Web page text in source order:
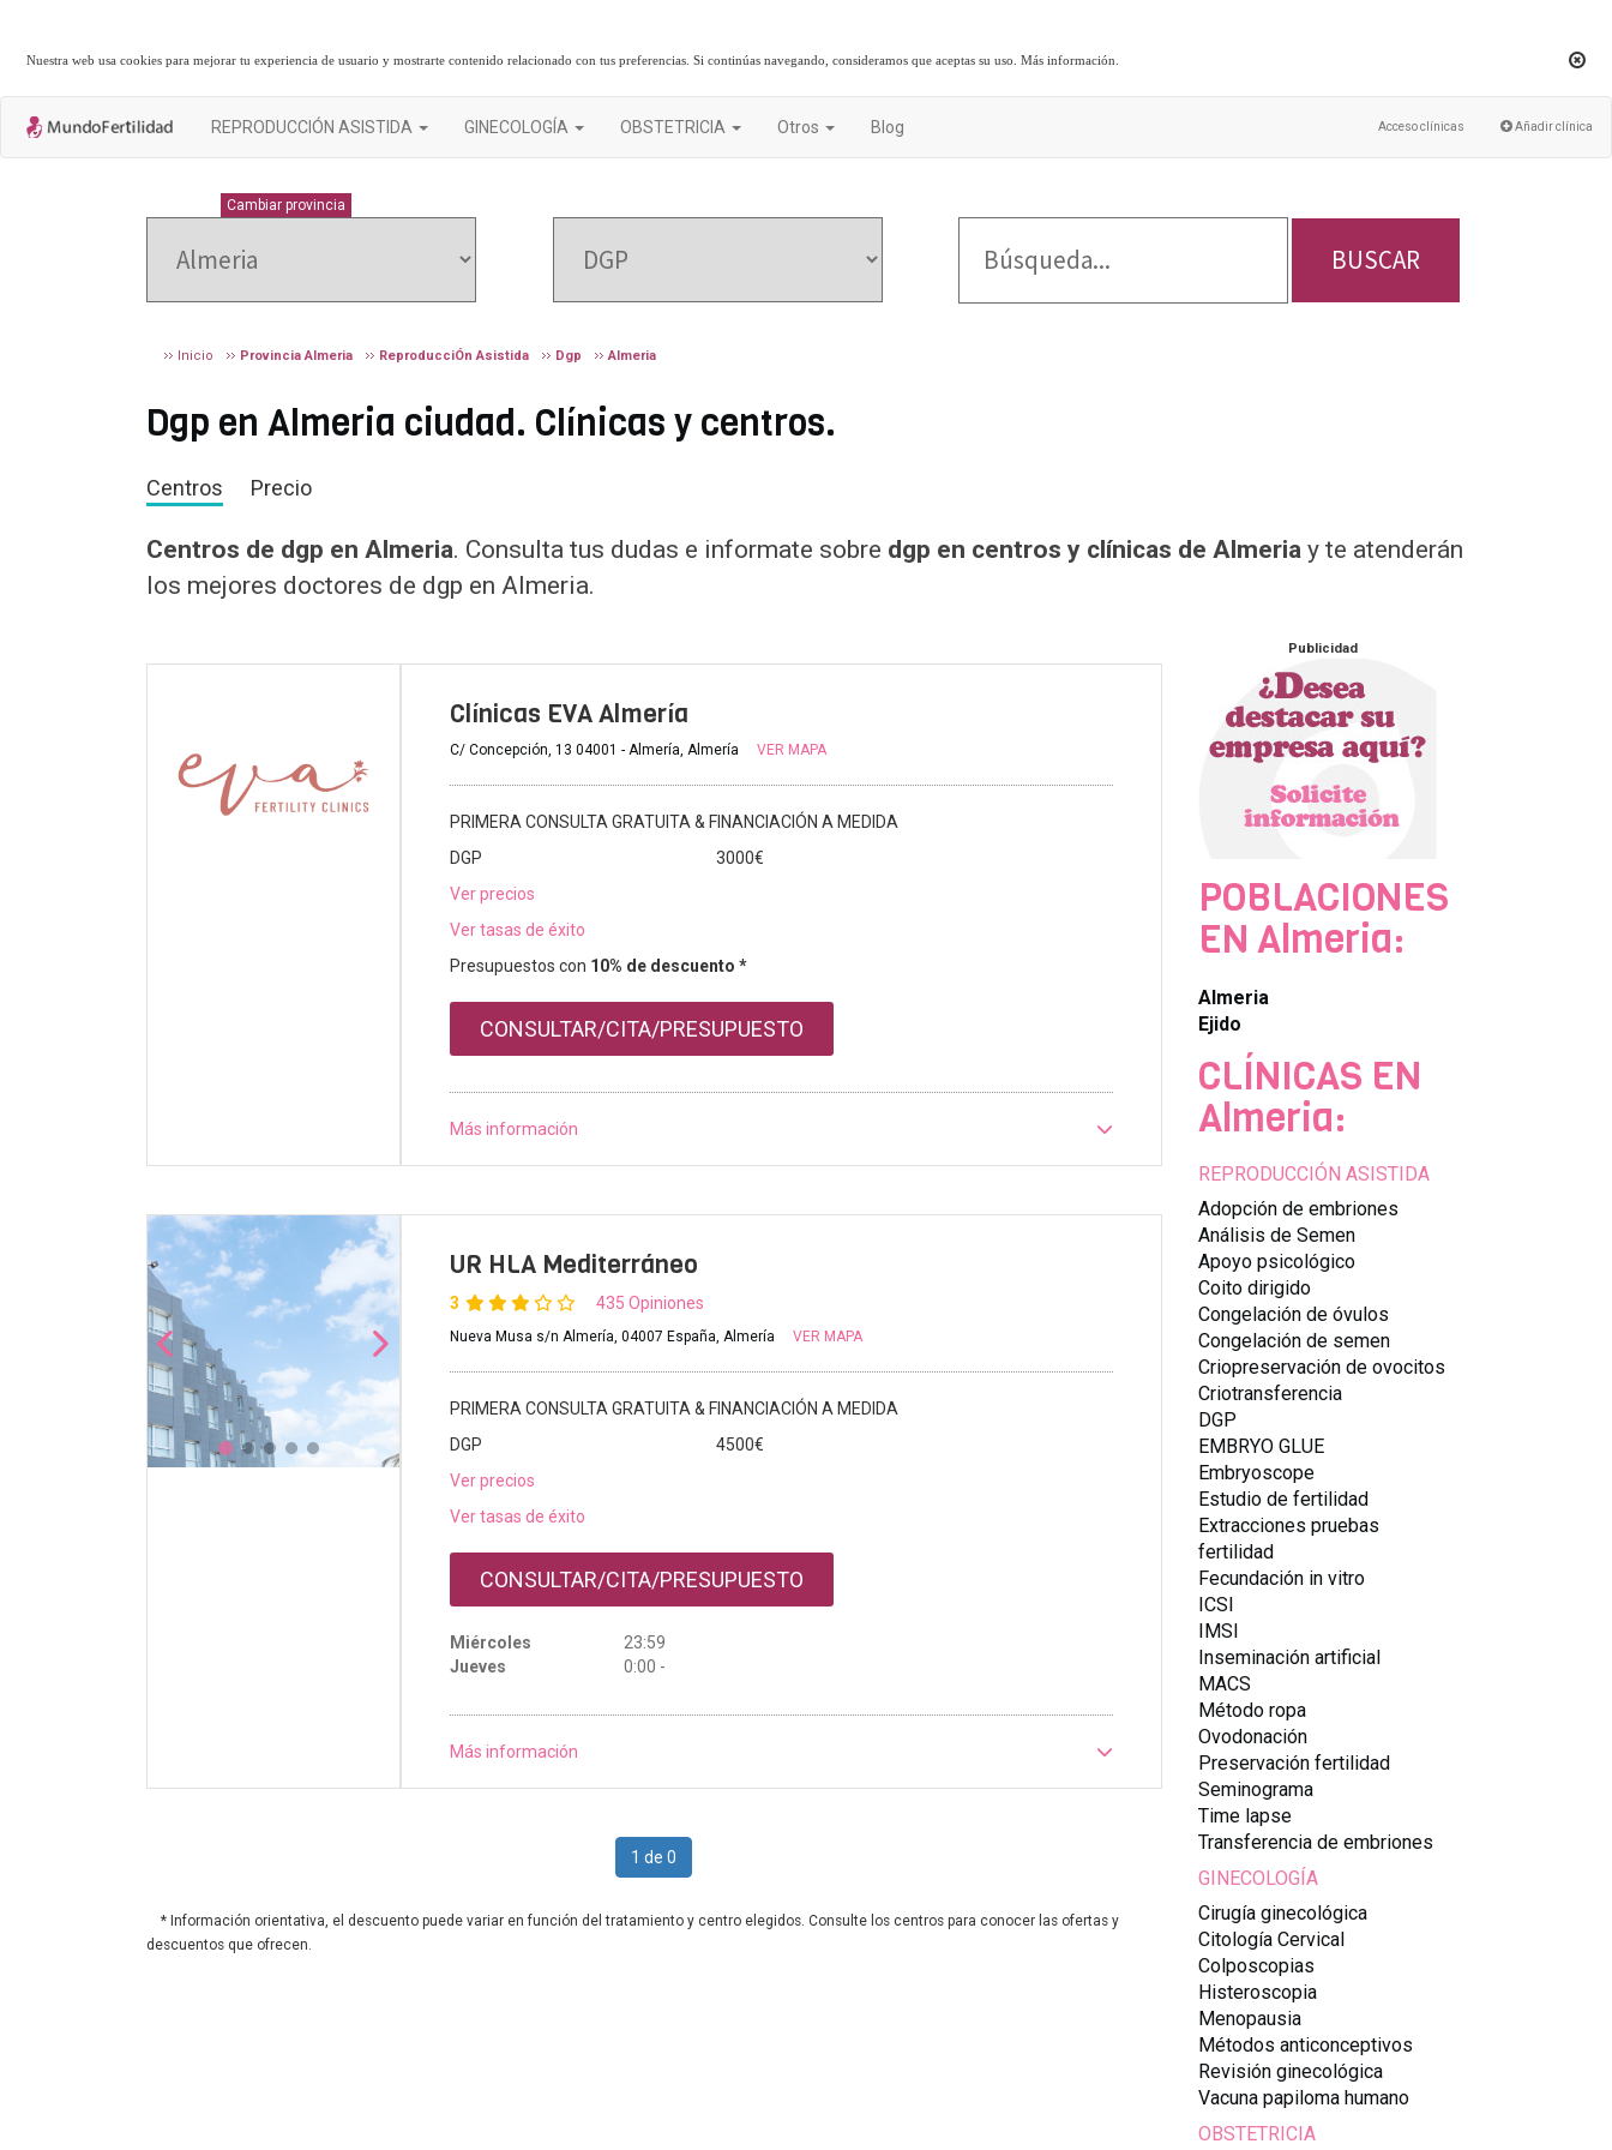
Nuestra web usa cookies para mejorar tu experiencia de usuario y mostrarte contenido relacionado con tus preferencias. Si continúas navegando, consideramos que aceptas su uso.Más información
REPRODUCCIÓN ASISTIDA GINECOLOGÍA OBSTETRICIA Otros Blog Acceso clínicas Añadir clínica
Cambiar provincia
BUSCAR
Inicio Provincia Almeria ReproducciÓn Asistida Dgp Almeria
Dgp en Almeria ciudad. Clínicas y centros.
Centros Precio
Centros de dgp en Almeria. Consulta tus dudas e informate sobre dgp en centros y clínicas de Almeria y te atenderán
los mejores doctores de dgp en Almeria.
Clínicas EVA Almería
C/ Concepción, 13 04001 - Almería, Almería VER MAPA
PRIMERA CONSULTA GRATUITA & FINANCIACIÓN A MEDIDA
DGP
3000€
Ver precios
Ver tasas de éxito
Presupuestos con 10% de descuento *
CONSULTAR/CITA/PRESUPUESTO
Más información
UR HLA Mediterráneo
3 435 Opiniones
Nueva Musa s/n Almería, 04007 España, Almería VER MAPA
PRIMERA CONSULTA GRATUITA & FINANCIACIÓN A MEDIDA
DGP
4500€
Ver precios
Ver tasas de éxito
CONSULTAR/CITA/PRESUPUESTO
Miércoles
23:59
Jueves
0:00 -
Más información
1 de 0
* Información orientativa, el descuento puede variar en función del tratamiento y centro elegidos. Consulte los centros para conocer las ofertas y
descuentos que ofrecen.
Publicidad
POBLACIONES
EN Almeria:
Almeria
Ejido
CLÍNICAS EN
Almeria:
REPRODUCCIÓN ASISTIDA
Adopción de embriones
Análisis de Semen
Apoyo psicológico
Coito dirigido
Congelación de óvulos
Congelación de semen
Criopreservación de ovocitos
Criotransferencia
DGP
EMBRYO GLUE
Embryoscope
Estudio de fertilidad
Extracciones pruebas
fertilidad
Fecundación in vitro
ICSI
IMSI
Inseminación artificial
MACS
Método ropa
Ovodonación
Preservación fertilidad
Seminograma
Time lapse
Transferencia de embriones
GINECOLOGÍA
Cirugía ginecológica
Citología Cervical
Colposcopias
Histeroscopia
Menopausia
Métodos anticonceptivos
Revisión ginecológica
Vacuna papiloma humano
OBSTETRICIA